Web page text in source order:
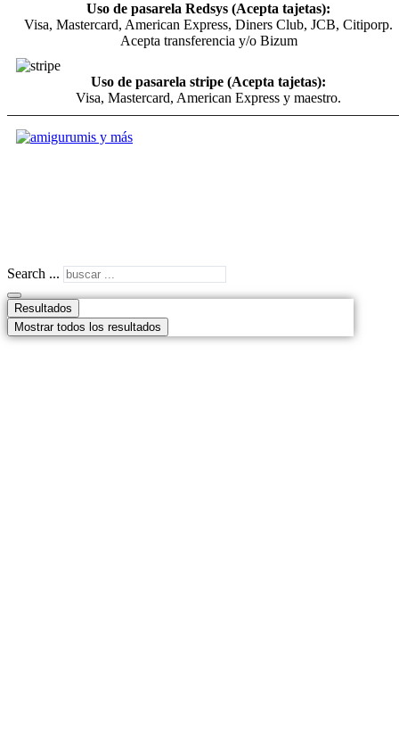
Uso de pasarela Redsys (Acepta tajetas):
Visa, Mastercard, American Express, Diners Club, JCB, Citiporp.
Acepta transferencia y/o Bizum
Uso de pasarela stripe (Acepta tajetas):
Visa, Mastercard, American Express y maestro.
Search ...
Resultados
Mostrar todos los resultados